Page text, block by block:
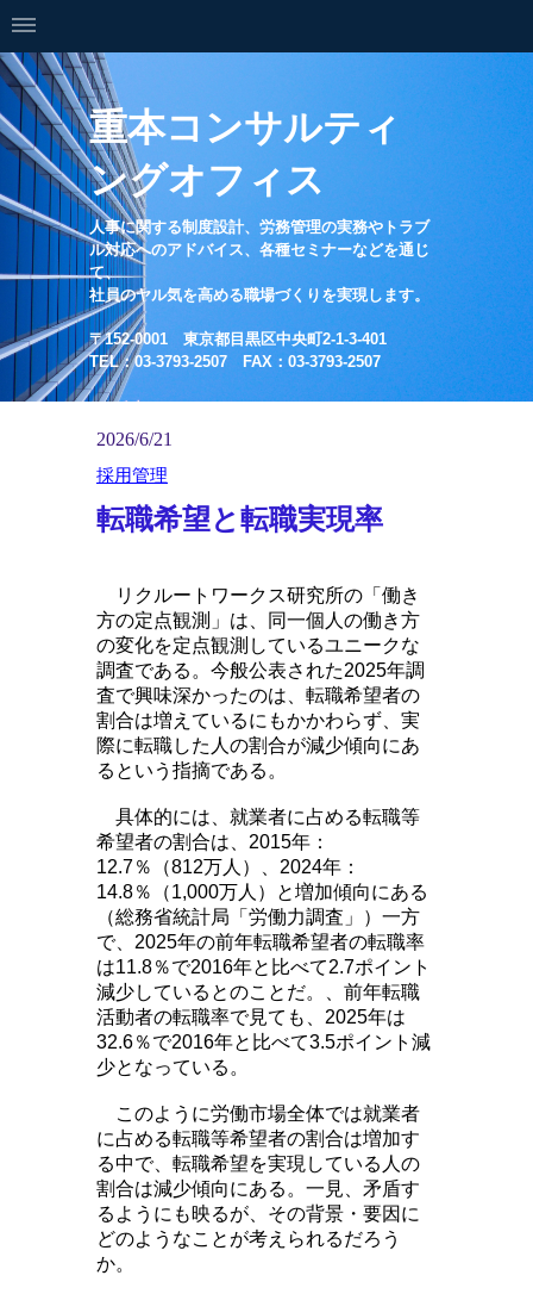
重本コンサルティ
ングオフィス
人事に関する制度設計、労務管理の実務やトラブ
ル対応へのアドバイス、各種セミナーなどを通じ
て、
社員のヤル気を高める職場づくりを実現します。
〒152-0001 東京都目黒区中央町2-1-3-401
TEL：03-3793-2507 FAX：03-3793-2507
2026/6/21
採用管理
転職希望と転職実現率
リクルートワークス研究所の「働き
方の定点観測」は、同一個人の働き方
の変化を定点観測しているユニークな
調査である。今般公表された2025年調
査で興味深かったのは、転職希望者の
割合は増えているにもかかわらず、実
際に転職した人の割合が減少傾向にあ
るという指摘である。
具体的には、就業者に占める転職等
希望者の割合は、2015年：
12.7％（812万人）、2024年：
14.8％（1,000万人）と増加傾向にある
（総務省統計局「労働力調査」）一方
で、2025年の前年転職希望者の転職率
は11.8％で2016年と比べて2.7ポイント
減少しているとのことだ。、前年転職
活動者の転職率で見ても、2025年は
32.6％で2016年と比べて3.5ポイント減
少となっている。
このように労働市場全体では就業者
に占める転職等希望者の割合は増加す
る中で、転職希望を実現している人の
割合は減少傾向にある。一見、矛盾す
るようにも映るが、その背景・要因に
どのようなことが考えられるだろう
か。